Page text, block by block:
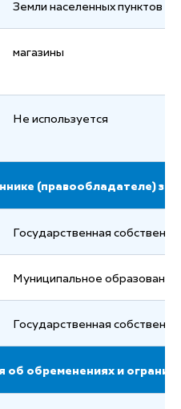
Земли населенных пунктов
магазины
Не используется
(правообладателе)
Государственная
Муниципальное
Государственная
об обременениях и